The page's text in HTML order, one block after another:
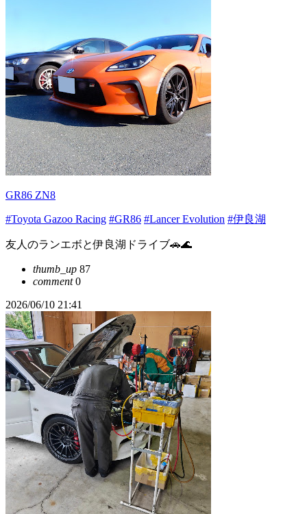
GR86 ZN8
#Toyota Gazoo Racing #GR86 #Lancer Evolution #伊良湖
友人のランエボと伊良湖ドライブ🚗🌊
thumb_up 87
comment0
2026/06/10 21:41